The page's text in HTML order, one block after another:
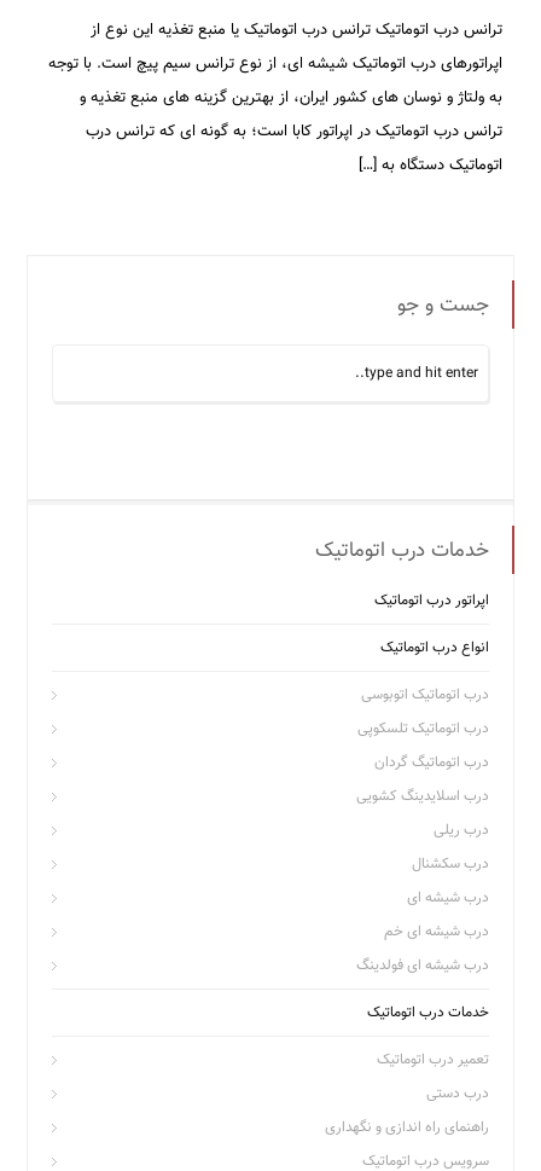
ترانس درب اتوماتیک ترانس درب اتوماتیک یا منبع تغذیه این نوع از
اپراتورهای درب اتوماتیک شیشه ای، از نوع ترانس سیم پیچ است. با توجه
به ولتاژ و نوسان های کشور ایران، از بهترین گزینه های منبع تغذیه و
ترانس درب اتوماتیک در اپراتور کابا است؛ به گونه ای که ترانس درب
اتوماتیک دستگاه به […]
جست و جو
خدمات درب اتوماتیک
اپراتور درب اتوماتیک
انواع درب اتوماتیک
درب اتوماتیک اتوبوسی
درب اتوماتیک تلسکوپی
درب اتوماتیگ گردان
درب اسلایدینگ کشویی
درب ریلی
درب سکشنال
درب شیشه ای
درب شیشه ای خم
درب شیشه ای فولدینگ
خدمات درب اتوماتیک
تعمیر درب اتوماتیک
درب دستی
راهنمای راه اندازی و نگهداری
سرویس درب اتوماتیک